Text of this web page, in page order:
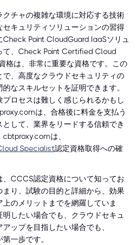
チャの複雑な環境に対応する技術
キュリティソリューションの習得
Check Point CloudGuard IaaSソリュ
て、Check Point Certified Cloud
格は、非常に重要な資格です。この
、高度なクラウドセキュリティの
なスキルセットを証明できます。
ロセスは難しく感じられるかもし
は、合格後に料金を支払う
して、業界をリードする信頼でき
は、
Specialist認定資格取得への確
、CCCS認定資格について知ってお
まり、試験の目的と詳細から、効果
のメリットまでを網羅していま
したい場合でも、クラウドセキュ
ップを目指したい場合でも、
一歩です。